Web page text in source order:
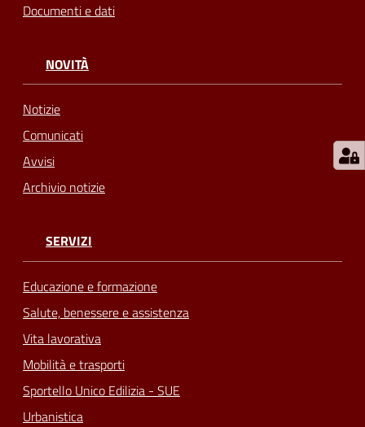
Documenti e dati
NOVITÀ
Notizie
Comunicati
Avvisi
Archivio notizie
SERVIZI
Educazione e formazione
Salute, benessere e assistenza
Vita lavorativa
Mobilità e trasporti
Sportello Unico Edilizia - SUE
Urbanistica